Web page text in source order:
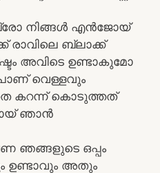
നിങ്ങൾ എൻജോയ്
രാവിലെ ബ്ലാക്ക്
അവിടെ ഉണ്ടാകുമോ
വെള്ളവും
കറന്ന് കൊടുത്തത്
ഞാൻ
ഞങ്ങളുടെ ഒപ്പം
ഉണ്ടാവും അതും